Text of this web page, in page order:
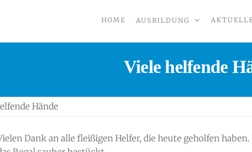
HOME AUSBILDUNG
Viele helfende
Hände
Dank an alle fleißigen Helfer, die heute geholfen